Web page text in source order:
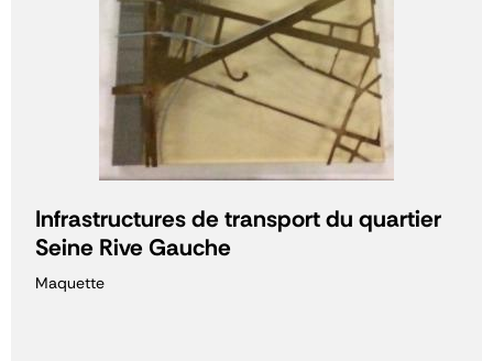
Infrastructures de transport du quartier
Seine Rive Gauche
Maquette